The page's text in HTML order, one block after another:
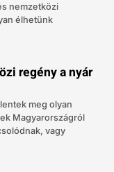
nemzetközi
élhetünk
regény a nyár
meg olyan
Magyarországról
vagy